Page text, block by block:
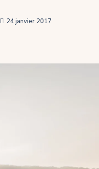
24 janvier 2017